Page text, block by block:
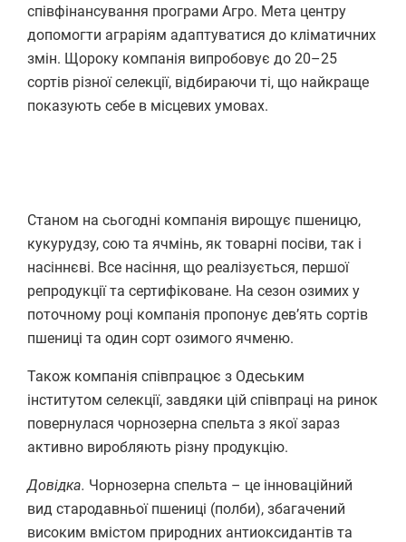
співфінансування програми Агро. Мета центру
допомогти аграріям адаптуватися до кліматичних
змін. Щороку компанія випробовує до 20–25
сортів різної селекції, відбираючи ті, що найкраще
показують себе в місцевих умовах.
Станом на сьогодні компанія вирощує пшеницю,
кукурудзу, сою та ячмінь, як товарні посіви, так і
насіннєві. Все насіння, що реалізується, першої
репродукції та сертифіковане. На сезон озимих у
поточному році компанія пропонує дев’ять сортів
пшениці та один сорт озимого ячменю.
Також компанія співпрацює з Одеським
інститутом селекції, завдяки цій співпраці на ринок
повернулася чорнозерна спельта з якої зараз
активно виробляють різну продукцію.
Довідка. Чорнозерна спельта – це інноваційний
вид стародавньої пшениці (полби), збагачений
високим вмістом природних антиоксидантів та